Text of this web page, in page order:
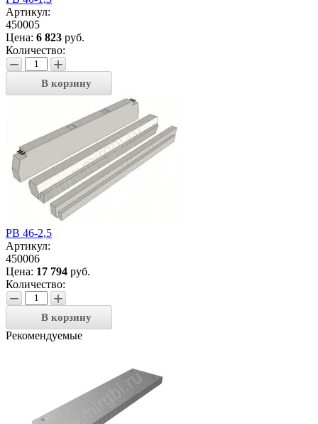
Артикул:
450005
Цена: 6 823 руб.
Количество:
− +
В корзину
РВ 46-2,5
Артикул:
450006
Цена: 17 794 руб.
Количество:
− +
В корзину
Рекомендуемые